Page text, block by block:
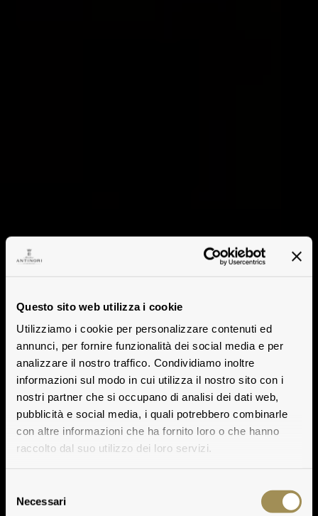
Questo sito web utilizza i cookie
Utilizziamo i cookie per personalizzare contenuti ed
annunci, per fornire funzionalità dei social media e per
analizzare il nostro traffico. Condividiamo inoltre
informazioni sul modo in cui utilizza il nostro sito con i
nostri partner che si occupano di analisi dei dati web,
pubblicità e social media, i quali potrebbero combinarle
con altre informazioni che ha fornito loro o che hanno
raccolto dal suo utilizzo dei loro servizi.
delNecessari